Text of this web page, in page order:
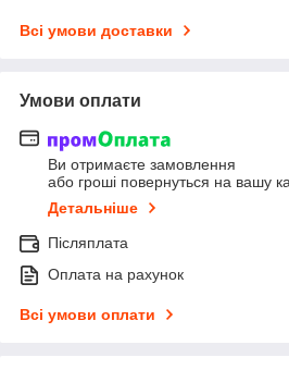
Всі умови доставки
Умови оплати
Ви отримаєте замовлення
або гроші повернуться на вашу
Детальніше
Післяплата
Оплата на рахунок
Всі умови оплати